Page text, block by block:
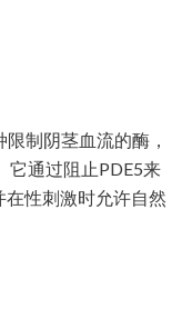
限制阴茎血流的酶，
它通过阻止PDE5来
在性刺激时允许自然